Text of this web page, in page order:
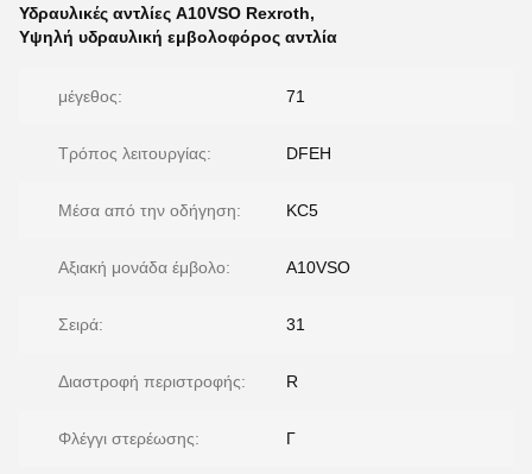
Υδραυλικές αντλίες A10VSO Rexroth,
Υψηλή υδραυλική εμβολοφόρος αντλία
μέγεθος: 71
Τρόπος λειτουργίας: DFEH
Μέσα από την οδήγηση: KC5
Αξιακή μονάδα έμβολο: Α10VSO
Σειρά: 31
Διαστροφή περιστροφής: R
Φλέγγι στερέωσης: Γ